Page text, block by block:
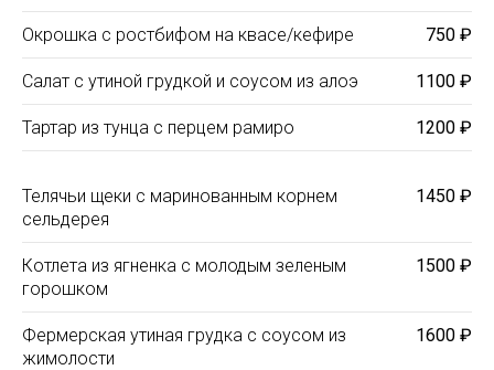
Окрошка с ростбифом на квасе/кефире 750 ₽
Салат с утиной грудкой и соусом из алоэ 1100 ₽
Тартар из тунца с перцем рамиро 1200 ₽
Телячьи щеки с маринованным корнем
сельдерея
1450 ₽
Котлета из ягненка с молодым зеленым
горошком
1500 ₽
Фермерская утиная грудка с соусом из
жимолости
1600 ₽